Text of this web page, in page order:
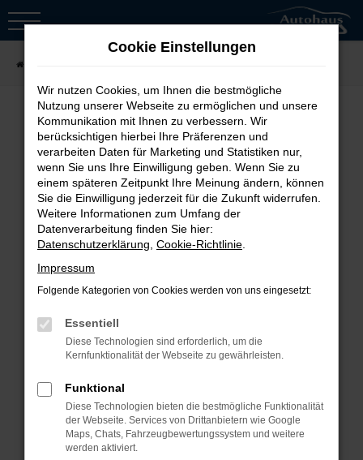
Zum
Fehler: Network Error
Beim Laden ist ein Fehler aufgetreten.
Hier sind ein paar Tipps, die dir helfen
können:
Überprüfe deine Firewall und
deine Internetverbindung.
Beispiel deine Suchmaschine?
Prüfe deine
Browsererweiterungen.
Manche Erweiterungen, wie
Werbeblocker, können das Laden
bestimmter Seiten verhindern.
Cookie Einstellungen
Wir nutzen Cookies, um Ihnen die bestmögliche
Nutzung unserer Webseite zu ermöglichen und unsere
Kommunikation mit Ihnen zu verbessern. Wir
berücksichtigen hierbei Ihre Präferenzen und
verarbeiten Daten für Marketing und Statistiken nur,
wenn Sie uns Ihre Einwilligung geben. Wenn Sie zu
einem späteren Zeitpunkt Ihre Meinung ändern, können
Sie die Einwilligung jederzeit für die Zukunft widerrufen.
Weitere Informationen zum Umfang der
Datenverarbeitung finden Sie hier:
Datenschutzerklärung Cookie-Richtlinie
Impressum
Folgende Kategorien von Cookies werden von uns eingesetzt:
Essentiell
Diese Technologien sind erforderlich, um die
Kernfunktionalität der Webseite zu gewährleisten.
Funktional
Diese Technologien bieten die bestmögliche Funktionalität
der Webseite. Services von Drittanbietern wie Google
Maps, Chats, Fahrzeugbewertungssystem und weitere
werden aktiviert.